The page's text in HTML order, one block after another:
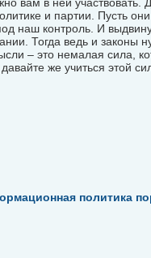
и партии. Пусть
наш контроль. И
Тогда ведь и законы
– это немалая сила,
же учиться этой
политика